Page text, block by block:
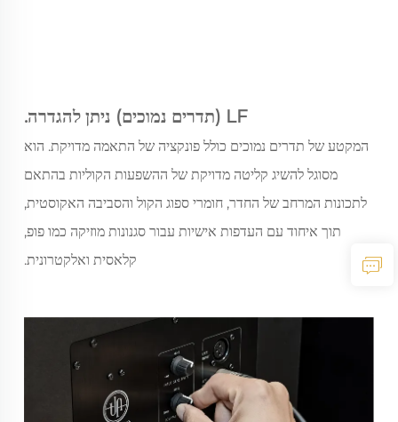
LF (תדרים נמוכים) ניתן להגדרה.
המקטע של תדרים נמוכים כולל פונקציה של התאמה מדויקת. הוא
מסוגל להשיג קליטה מדויקת של ההשפעות הקוליות בהתאם
לתכונות המרחב של החדר, חומרי ספוג הקול והסביבה האקוסטית,
תוך איחוד עם העדפות אישיות עבור סגנונות מוזיקה כמו פופ,
קלאסית ואלקטרונית.